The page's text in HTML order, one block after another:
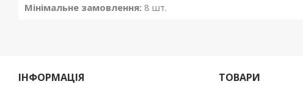
Мінімальне замовлення: 8 шт.
ІНФОРМАЦІЯ ТОВАРИ